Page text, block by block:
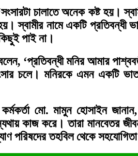
চালাতে অনেক কষ্ট হয়।
স্বামীর নামে একটি
পাই না।
বলেন, ‘প্রতিবন্ধী মনির আমার
চলে। মনিরকে এমন একটি
মো. মামুন হোসাইন
কাজ করে। তারা মানবেতর
পরিষদের তহবিল থেকে